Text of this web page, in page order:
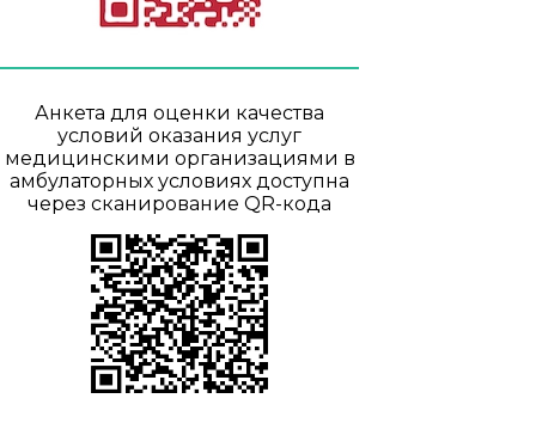
Анкета для оценки качества
условий оказания услуг
медицинскими организациями в
амбулаторных условиях доступна
через сканирование QR-кода